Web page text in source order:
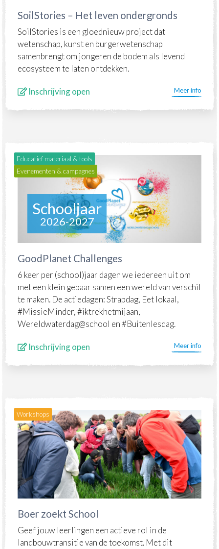
SoilStories – Het leven ondergronds
SoilStories is een gloednieuw project dat
wetenschap, kunst en burgerwetenschap
samenbrengt om jongeren de bodem als levend
ecosysteem te laten ontdekken.
Inschrijving open Meer info
Schooljaar
2026-2027
Educatief materiaal & tools
Evenementen & campagnes
GoodPlanet Challenges
6 keer per (school)jaar dagen we iedereen uit om
met een klein gebaar samen een wereld van verschil
te maken. De actiedagen: Strapdag, Eet lokaal,
#MissieMinder, #iktrekhetmijaan,
Wereldwaterdag@school en #Buitenlesdag.
Inschrijving open Meer info
Workshops
Boer zoekt School
Geef jouw leerlingen een actieve rol in de
landbouwtransitie van de toekomst.​ Met dit